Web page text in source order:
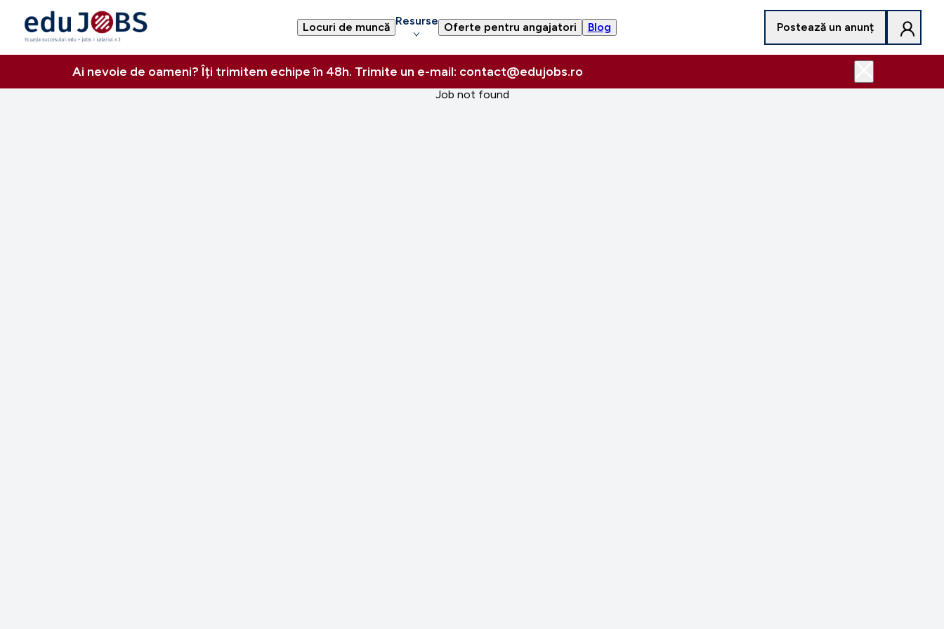
Locuri de muncă Resurse Oferte pentru angajatori Blog Postează un anunț
Ai nevoie de oameni? Îți trimitem echipe în 48h. Trimite un e-mail: contact@edujobs.ro
Job not found